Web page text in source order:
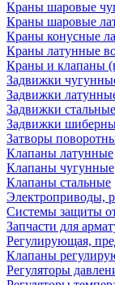
Краны шаровые
Краны шаровые
Краны конусные
Краны латунные
Краны и клапаны
Задвижки
Задвижки
Задвижки стальные
Задвижки
Затворы
Клапаны латунные
Клапаны чугунные
Клапаны стальные
Электроприводы,
Системы защиты
Запчасти для
Регулирующая,
Клапаны
Регуляторы